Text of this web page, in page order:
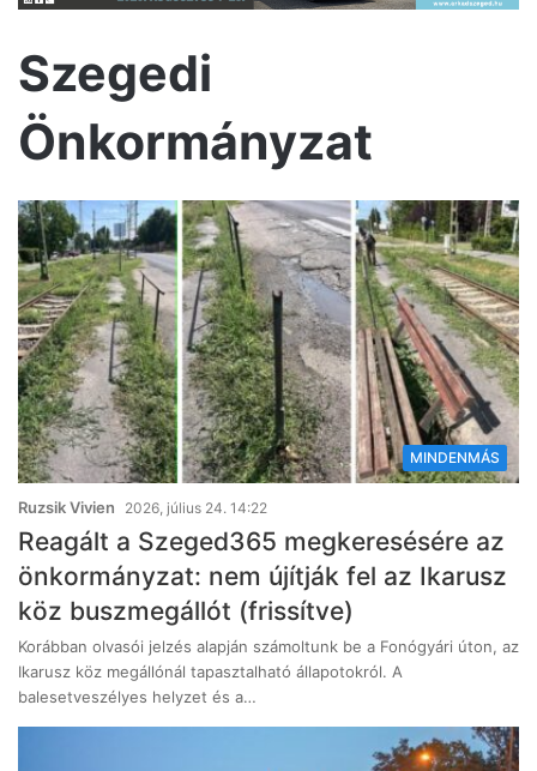
Szegedi
Önkormányzat
MINDENMÁS
Ruzsik Vivien 2026, július 24. 14:22
Reagált a Szeged365 megkeresésére az
önkormányzat: nem újítják fel az Ikarusz
köz buszmegállót (frissítve)
Korábban olvasói jelzés alapján számoltunk be a Fonógyári úton, az
Ikarusz köz megállónál tapasztalható állapotokról. A
balesetveszélyes helyzet és a…